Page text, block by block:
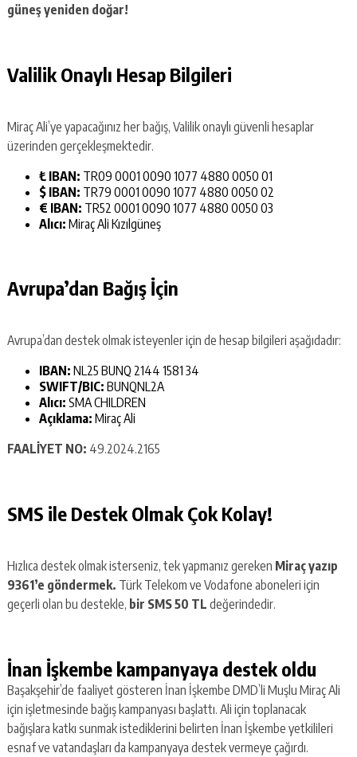
güneş yeniden doğar!
Valilik Onaylı Hesap Bilgileri
Miraç Ali’ye yapacağınız her bağış, Valilik onaylı güvenli hesaplar
üzerinden gerçekleşmektedir.
₺ IBAN: TR09 0001 0090 1077 4880 0050 01
$ IBAN: TR79 0001 0090 1077 4880 0050 02
€ IBAN: TR52 0001 0090 1077 4880 0050 03
Alıcı: Miraç Ali Kızılgüneş
Avrupa’dan Bağış İçin
Avrupa’dan destek olmak isteyenler için de hesap bilgileri aşağıdadır:
IBAN: NL25 BUNQ 2144 1581 34
SWIFT/BIC: BUNQNL2A
Alıcı: SMA CHILDREN
Açıklama: Miraç Ali
FAALİYET NO: 49.2024.2165
SMS ile Destek Olmak Çok Kolay!
Hızlıca destek olmak isterseniz, tek yapmanız gereken Miraç yazıp
9361’e göndermek. Türk Telekom ve Vodafone aboneleri için
geçerli olan bu destekle, bir SMS 50 TL değerindedir.
İnan İşkembe kampanyaya destek oldu
Başakşehir’de faaliyet gösteren İnan İşkembe DMD’li Muşlu Miraç Ali
için işletmesinde bağış kampanyası başlattı. Ali için toplanacak
bağışlara katkı sunmak istediklerini belirten İnan İşkembe yetkilileri
esnaf ve vatandaşları da kampanyaya destek vermeye çağırdı.